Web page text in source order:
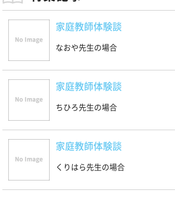
家庭教師体験談
なおや先生の場合
家庭教師体験談
ちひろ先生の場合
家庭教師体験談
くりはら先生の場合